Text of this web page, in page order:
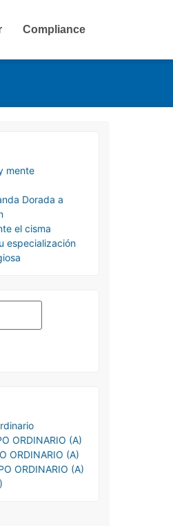
Compliance
mente
Dorada a
el cisma
especialización
ORDINARIO (A)
ORDINARIO (A)
ORDINARIO (A)